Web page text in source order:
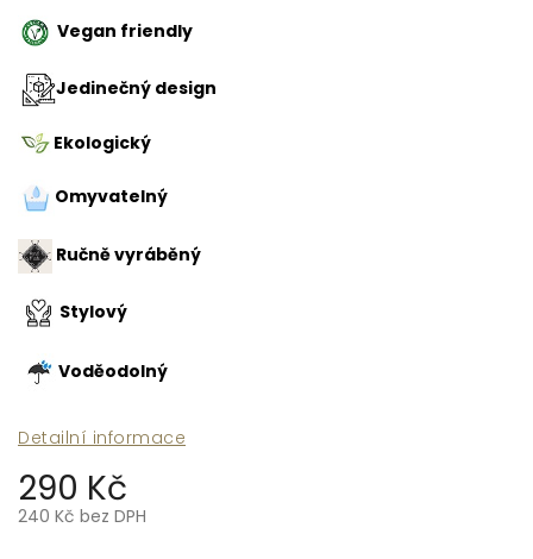
290 Kč
240 Kč bez DPH
Vegan friendly
Jedinečný design
Ekologický
Omyvatelný
Ručně vyráběný
Stylový
Voděodolný
Detailní informace